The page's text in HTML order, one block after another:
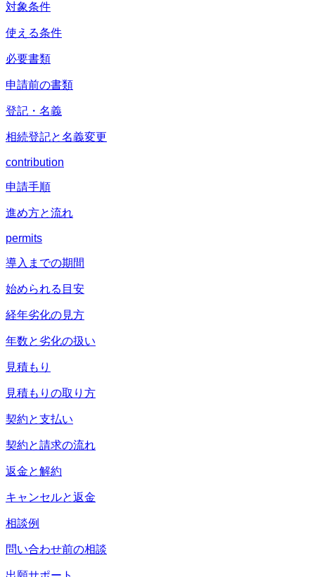
対象条件
使える条件
必要書類
申請前の書類
登記・名義
相続登記と名義変更
contribution
申請手順
進め方と流れ
permits
導入までの期間
始められる目安
経年劣化の見方
年数と劣化の扱い
見積もり
見積もりの取り方
契約と支払い
契約と請求の流れ
返金と解約
キャンセルと返金
相談例
問い合わせ前の相談